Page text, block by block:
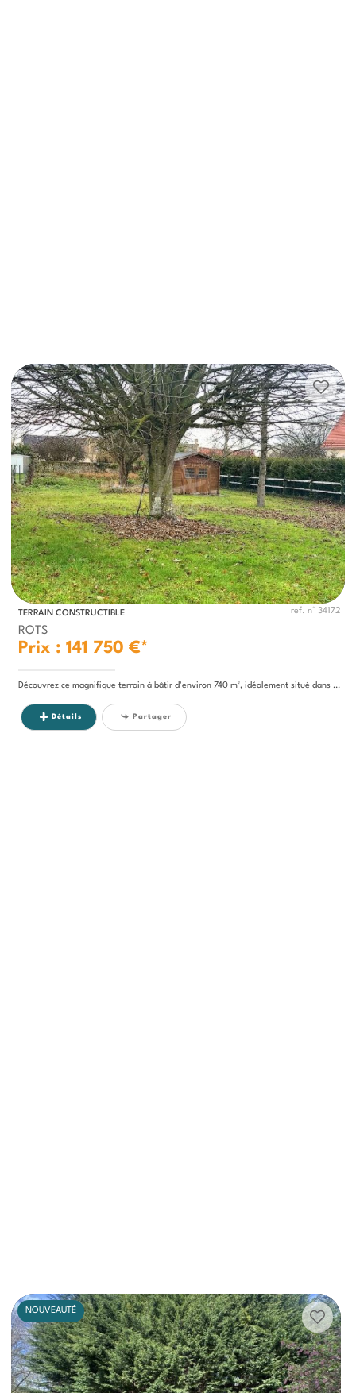
TERRAIN CONSTRUCTIBLE ref. n° 34172
ROTS
Prix : 141 750 €*
Découvrez ce magnifique terrain à bâtir d'environ 740 m², idéalement situé dans un charmant village typique, à proximité...
Détails Partager
NOUVEAUTÉ